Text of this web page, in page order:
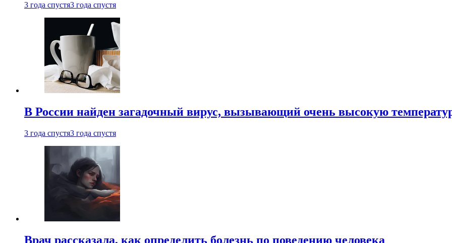
3 года спустя3 года спустя
В России найден загадочный вирус, вызывающий очень высокую
3 года спустя3 года спустя
Врач рассказала, как определить болезнь по поведению человека